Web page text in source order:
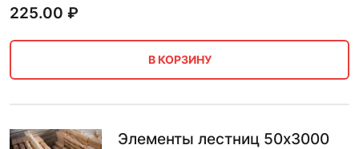
225.00 ₽
В КОРЗИНУ
Элементы лестниц 50х3000